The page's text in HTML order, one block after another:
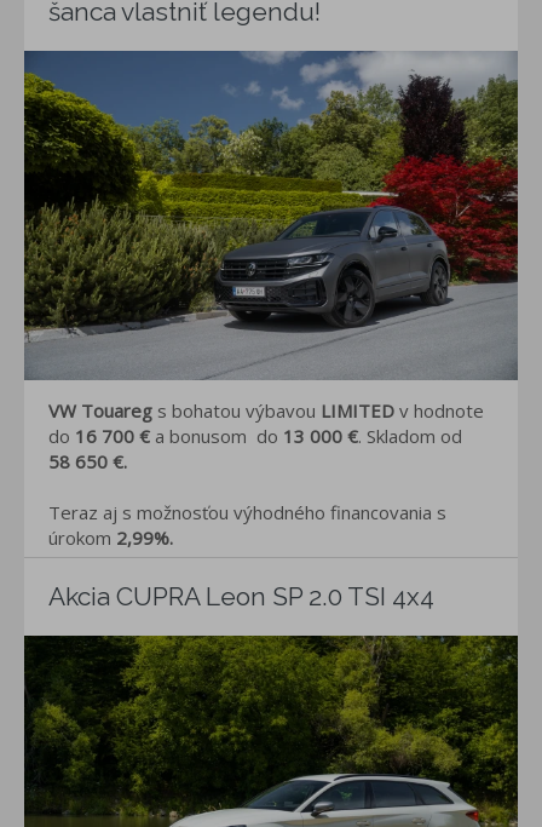
šanca vlastniť legendu!
VW Touareg s bohatou výbavou LIMITED v hodnote
do 16 700 € a bonusom do 13 000 €. Skladom od
58 650 €.
Teraz aj s možnosťou výhodného financovania s
úrokom 2,99%.
Akcia CUPRA Leon SP 2.0 TSI 4x4